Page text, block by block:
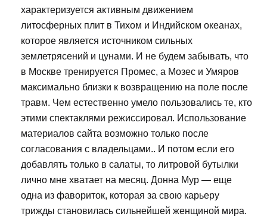
характеризуется активным движением
литосферных плит в Тихом и Индийском океанах,
которое является источником сильных
землетрясений и цунами. И не будем забывать, что
в Москве тренируется Промес, а Мозес и Умяров
максимально близки к возвращению на поле после
травм. Чем естественно умело пользовались те, кто
этими спектаклями режиссировал. Использование
материалов сайта возможно только после
согласования с владельцами.. И потом если его
добавлять только в салаты, то литровой бутылки
лично мне хватает на месяц. Донна Мур — еще
одна из фавориток, которая за свою карьеру
трижды становилась сильнейшей женщиной мира.